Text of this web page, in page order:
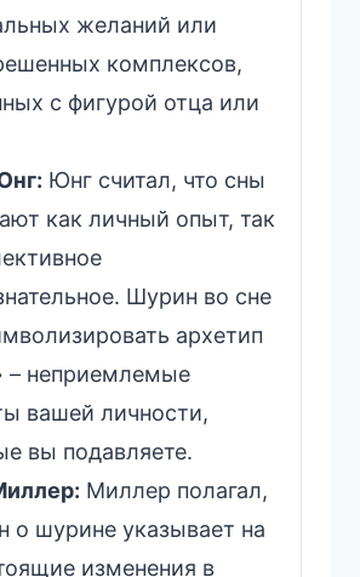
желаний или
комплексов,
с фигурой отца или
Юнг считал, что сны
как личный опыт, так
Шурин во сне
архетип
– неприемлемые
вашей личности,
вы подавляете.
Миллер полагал,
о шурине указывает на
изменения в